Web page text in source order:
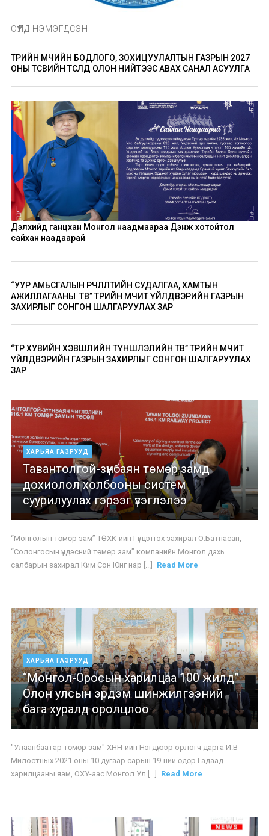
СҮҮЛД НЭМЭГДСЭН
ТӨРИЙН ӨМЧИЙН БОДЛОГО, ЗОХИЦУУЛАЛТЫН ГАЗРЫН 2027
ОНЫ ТӨСВИЙН ТӨСӨЛД ОЛОН НИЙТЭЭС АВАХ САНАЛ АСУУЛГА
Дэлхийд ганцхан Монгол наадмаараа Дэнж хотойтол
сайхан наадаарай
“УУР АМЬСГАЛЫН ӨӨРЧЛӨЛТИЙН СУДАЛГАА, ХАМТЫН
АЖИЛЛАГААНЫ ТӨВ” ТӨРИЙН ӨМЧИТ ҮЙЛДВЭРИЙН ГАЗРЫН
ЗАХИРЛЫГ СОНГОН ШАЛГАРУУЛАХ ЗАР
“ТӨР ХУВИЙН ХЭВШЛИЙН ТҮНШЛЭЛИЙН ТӨВ” ТӨРИЙН ӨМЧИТ
ҮЙЛДВЭРИЙН ГАЗРЫН ЗАХИРЛЫГ СОНГОН ШАЛГАРУУЛАХ
ЗАР
ХАРЬЯА ГАЗРУУД
Тавантолгой-зүүнбаян төмөр замд
дохиолол холбооны систем
суурилуулах гэрээг үзэглэлээ
“Монголын төмөр зам” ТӨХК-ийн Гүйцэтгэх захирал О.Батнасан,
“Солонгосын үндэсний төмөр зам” компанийн Монгол дахь
салбарын захирал Ким Сон Юнг нар [...]
Read More
ХАРЬЯА ГАЗРУУД
“Монгол-Оросын харилцаа 100 жилд”
Олон улсын эрдэм шинжилгээний
бага хуралд оролцлоо
"Улаанбаатар төмөр зам" ХНН-ийн Нэгдүгээр орлогч дарга И.В
Милостных 2021 оны 10 дугаар сарын 19-ний өдөр Гадаад
харилцааны яам, ОХУ-аас Монгол Ул [...]
Read More